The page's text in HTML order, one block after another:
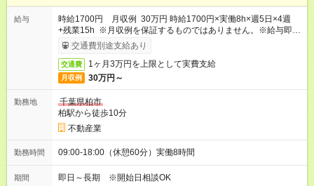
給与
時給1700円 月収例 30万円 時給1700円×実働8h×週5日×4週
+残業15h ※月収例を保証するものではありません。※給与即受
取りサービス利用可（利用条件有）
交通費別途支給あり
交通費 1ヶ月3万円を上限として実費支給
月収例 30万円～
勤務地
千葉県柏市
柏駅から徒歩10分
不動産業
勤務時間 09:00-18:00（休憩60分）実働8時間
期間 即日～長期 ※開始日相談OK